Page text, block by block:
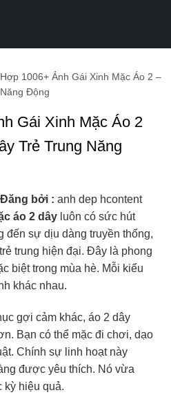
1006+ Ảnh Gái Xinh Mặc Áo 2 –
Động
Gái Xinh Mặc Áo 2
Trẻ Trung Năng
Đăng bởi : anh dep hcontent
áo 2 dây luôn có sức hút
đến sự dịu dàng truyền thống,
trung hiện đại. Đây là phong
biệt trong mùa hè. Mỗi kiểu
khác nhau.
gợi cảm khác, áo 2 dây
Bạn có thể mặc đi chơi, dạo
Chính sự linh hoạt này
được yêu thích. Nó vừa
kỳ hiệu quả.